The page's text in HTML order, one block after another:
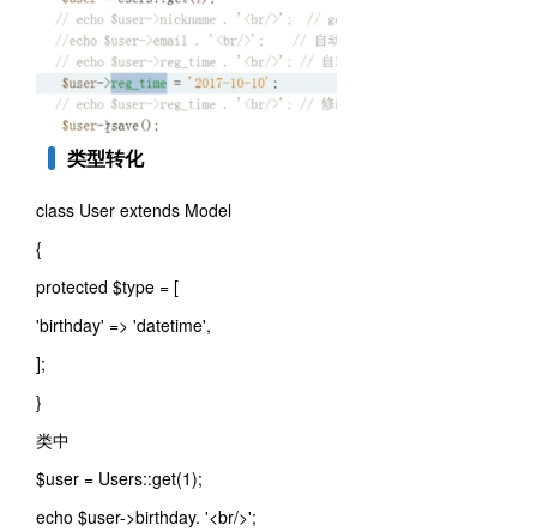
类型转化
class User extends Model
{
protected $type = [
'birthday' => 'datetime',
];
}
类中
$user = Users::get(1);
echo $user->birthday. '<br/>';